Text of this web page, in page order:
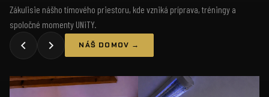
Zákulisie nášho tímového priestoru, kde vzniká príprava, tréningy a
spoločné momenty UNiTY.
NÁŠ DOMOV →